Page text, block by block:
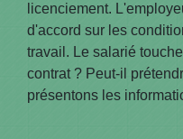
licenciement.
d'accord sur les
travail. Le salarié
contrat ? Peut-il
présentons les